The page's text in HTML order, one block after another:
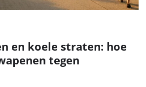
en koele straten: hoe
tegen